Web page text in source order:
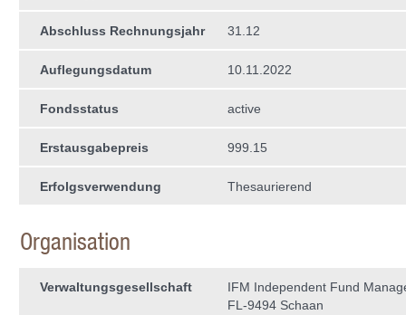
Abschluss Rechnungsjahr 31.12
Auflegungsdatum 10.11.2022
Fondsstatus active
Erstausgabepreis 999.15
Erfolgsverwendung Thesaurierend
Organisation
Verwaltungs­gesellschaft
IFM Independent Fund
FL-9494 Schaan